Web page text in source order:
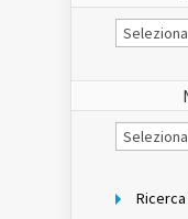
Le
Notizie
Notizie
per